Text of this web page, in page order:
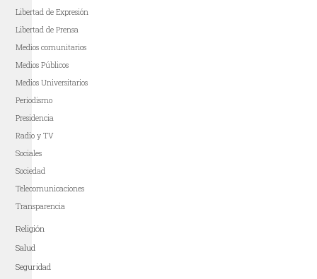
Libertad de Expresión
Libertad de Prensa
Medios comunitarios
Medios Públicos
Medios Universitarios
Periodismo
Presidencia
Radio y TV
Sociales
Sociedad
Telecomunicaciones
Transparencia
Religión
Salud
Seguridad